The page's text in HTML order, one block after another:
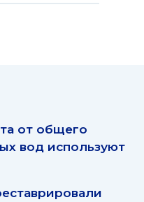
от общего
вод используют